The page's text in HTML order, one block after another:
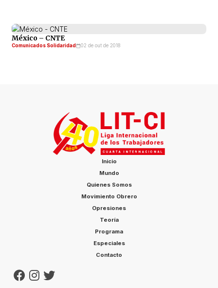
México – CNTE
Comunicados Solidaridad 02 de out de 2018
Inicio
Mundo
Quienes Somos
Movimiento Obrero
Opresiones
Teoría
Programa
Especiales
Contacto